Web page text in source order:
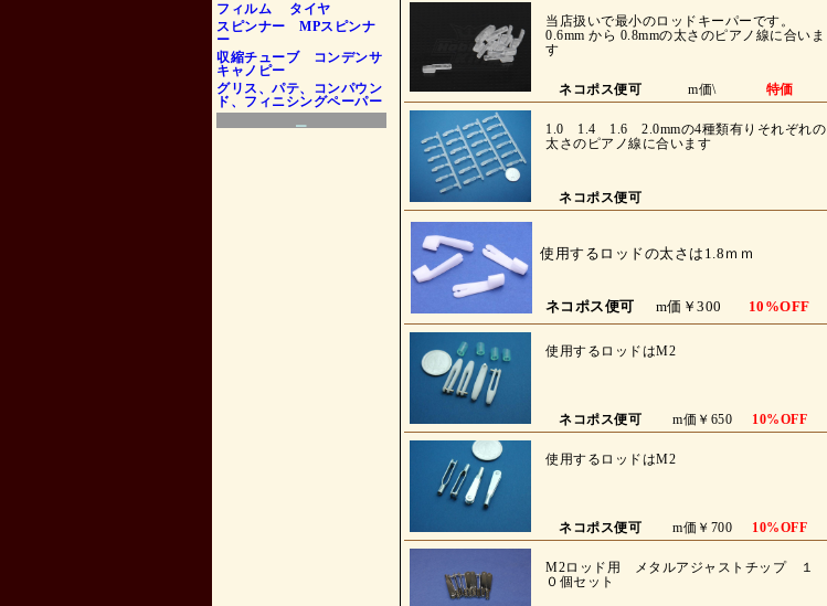
当店扱いで最小のロッドキーパーです。
0.6mm から 0.8mmの太さのピアノ線に合いま
す
ネコポス便可 m価\ 特価
1.0 1.4 1.6 2.0mmの4種類有りそれぞれの
太さのピアノ線に合います
ネコポス便可
使用するロッドの太さは1.8ｍｍ
ネコポス便可 m価￥300 10%OFF
使用するロッドはM2
ネコポス便可 m価￥650 10%OFF
使用するロッドはM2
ネコポス便可 m価￥700 10%OFF
M2ロッド用 メタルアジャストチップ １
０個セット
フィルム
タイヤ
スピンナー
MPスピンナ
ー
収縮チューブ コンデンサ
キャノピー
グリス、パテ、コンパウン
ド、フィニシングペーパー